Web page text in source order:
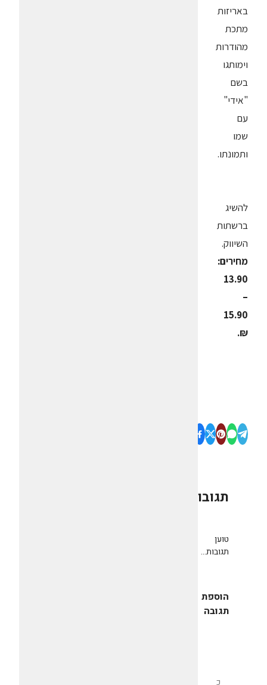
באריזות
מתכת
מהודרות
וימותגו
בשם
"אידי"
עם
שמו
ותמונתו.
להשיג
ברשתות
השיווק.
מחירים:
13.90
–
15.90
₪.
תגובות
טוען
תגובות...
הוספת
תגובה